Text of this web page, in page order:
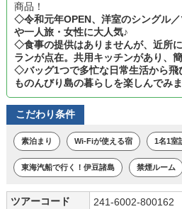
商品！
◇令和元年OPEN、洋室のシングル
や一人旅・女性に大人気♪
◇食事の提供はありませんが、近所
ランが点在。共用キッチンがあり、
◇バッグ1つで多忙な日常生活から飛
ものんびり島の暮らしを楽しんでみま
こだわり条件
素泊まり Wi-Fiが使える宿 1名1室
東海汽船で行く！伊豆諸島 禁煙ルーム
ツアーコード
241-6002-800162